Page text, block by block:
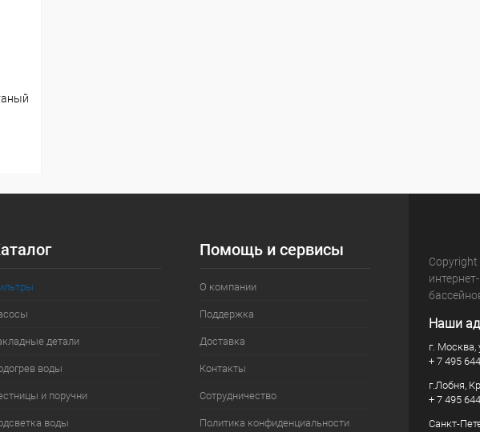
детали
воды
и поручни
воды
Помощь и сервисы
О компании
Поддержка
Доставка
Контакты
Сотрудничество
Политика конфиденциальности
Наши
г. Москва,
+ 7 495
г.Лобня,
+ 7 495
Санкт-